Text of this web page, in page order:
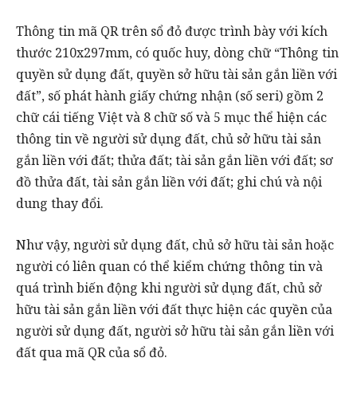
Thông tin mã QR trên sổ đỏ được trình bày với kích
thước 210x297mm, có quốc huy, dòng chữ “Thông tin
quyền sử dụng đất, quyền sở hữu tài sản gắn liền với
đất”, số phát hành giấy chứng nhận (số seri) gồm 2
chữ cái tiếng Việt và 8 chữ số và 5 mục thể hiện các
thông tin về người sử dụng đất, chủ sở hữu tài sản
gắn liền với đất; thửa đất; tài sản gắn liền với đất; sơ
đồ thửa đất, tài sản gắn liền với đất; ghi chú và nội
dung thay đổi.
Như vậy, người sử dụng đất, chủ sở hữu tài sản hoặc
người có liên quan có thể kiểm chứng thông tin và
quá trình biến động khi người sử dụng đất, chủ sở
hữu tài sản gắn liền với đất thực hiện các quyền của
người sử dụng đất, người sở hữu tài sản gắn liền với
đất qua mã QR của sổ đỏ.